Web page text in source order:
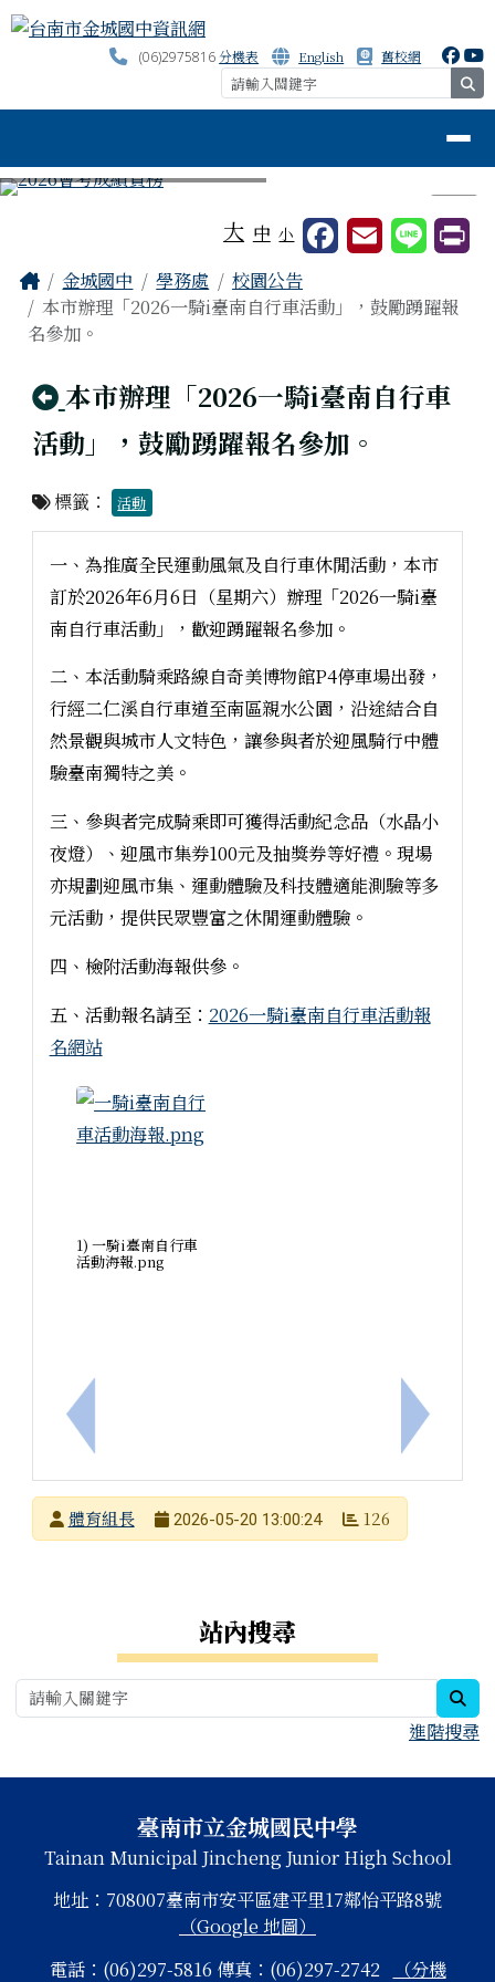
跳至主內容區
台南市金城國中資訊網
(06)2975816分機表 English 舊校網
⏸
大 中 小
主內容區域
Home
金城國中 學務處
校園公告
本市辦理「2026一騎i臺南自行車活動」，鼓勵踴躍報
名參加。
回上頁
本市辦理「2026一騎i臺南自行車
活動」，鼓勵踴躍報名參加。
標籤： 活動
上一筆：114學年度第二學期第13週生活教育競賽成
一、為推廣全民運動風氣及自行車休閒活動，本市
訂於2026年6月6日（星期六）辦理「2026一騎i臺
南自行車活動」，歡迎踴躍報名參加。
二、本活動騎乘路線自奇美博物館P4停車場出發，
行經二仁溪自行車道至南區親水公園，沿途結合自
然景觀與城市人文特色，讓參與者於迎風騎行中體
驗臺南獨特之美。
三、參與者完成騎乘即可獲得活動紀念品（水晶小
夜燈）、迎風市集券100元及抽獎券等好禮。現場
亦規劃迎風市集、運動體驗及科技體適能測驗等多
元活動，提供民眾豐富之休閒運動體驗。
四、檢附活動海報供參。
五、活動報名請至： 2026一騎i臺南自行車活動報
名網站
1) 一騎i臺南自行車
活動海報.png
下一筆：
發布者體育組長
2026-05-20 13:00:24 126
站內搜尋
進階搜尋
頁尾區域
頁尾區域內容臺南市立金城國民中學
Tainan Municipal Jincheng Junior High School
地址：708007臺南市安平區建平里17鄰怡平路8號
（Google 地圖）
電話：(06)297-5816 傳真：(06)297-2742
（分機